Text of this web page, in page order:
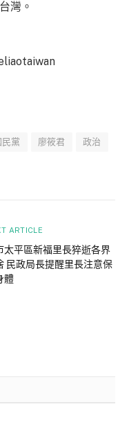
灣。
民黨 廖筱君 政治
ARTICLE
太平區新福里長猝逝各界
民政局長提醒里長注意保
體